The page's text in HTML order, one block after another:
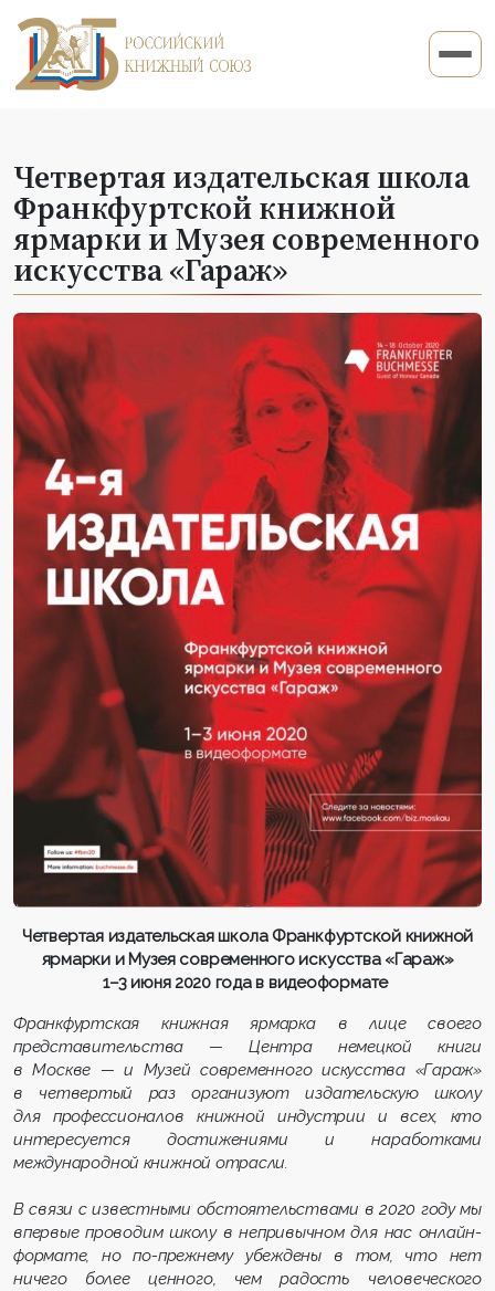
Четвертая издательская школа
Франкфуртской книжной
ярмарки и Музея современного
искусства «Гараж»
Четвертая издательская школа Франкфуртской книжной
ярмарки и Музея современного искусства «Гараж»
1–3 июня 2020 года в видеоформате
Франкфуртская книжная ярмарка в лице своего
представительства — Центра немецкой книги
в Москве — и Музей современного искусства «Гараж»
в четвертый раз организуют издательскую школу
для профессионалов книжной индустрии и всех, кто
интересуется достижениями и наработками
международной книжной отрасли.
В связи с известными обстоятельствами в 2020 году мы
впервые проводим школу в непривычном для нас онлайн-
формате, но по-прежнему убеждены в том, что нет
ничего более ценного, чем радость человеческого